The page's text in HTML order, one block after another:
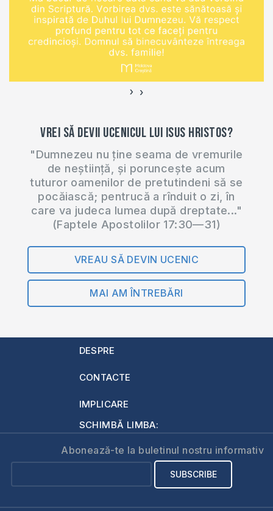
‹ ›
Vrei să devii ucenicul lui Isus Hristos?
"Dumnezeu nu ține seama de vremurile
de neștiință, și poruncește acum
tuturor oamenilor de pretutindeni să se
pocăiască; pentrucă a rînduit o zi, în
care va judeca lumea după dreptate..."
(Faptele Apostolilor 17:30—31)
VREAU SĂ DEVIN UCENIC
MAI AM ÎNTREBĂRI
DESPRE
CONTACTE
IMPLICARE
SCHIMBĂ LIMBA:
Abonează-te la buletinul nostru informativ